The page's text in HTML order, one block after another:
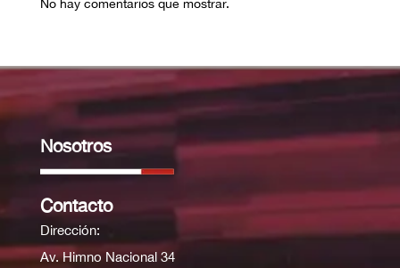
No hay comentarios que mostrar.
Nosotros
Contacto
Dirección:
Av. Himno Nacional 34